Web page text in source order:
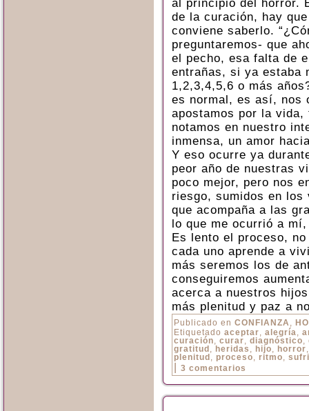
al principio del horror.
de la curación, hay
conviene saberlo.
preguntaremos- que
el pecho, esa falta de
entrañas, si ya estaba
1,2,3,4,5,6 o más
es normal, es así, nos
apostamos por la vida,
notamos en nuestro
inmensa, un amor
Y eso ocurre ya
peor año de nuestras
poco mejor, pero nos
riesgo, sumidos en los
que acompaña a las
lo que me ocurrió a
Es lento el proceso,
cada uno aprende a
más seremos los de
conseguiremos
acerca a nuestros
más plenitud y paz a
Publicado en CONFIANZA ,
Etiquetado aceptar, alegría,
curación, curar, diagnóstico,
gratitud , heridas , hijo, horror
plenitud , proceso, ritmo,
3 comentarios